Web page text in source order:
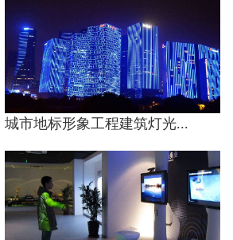
城市地标形象工程建筑灯光...